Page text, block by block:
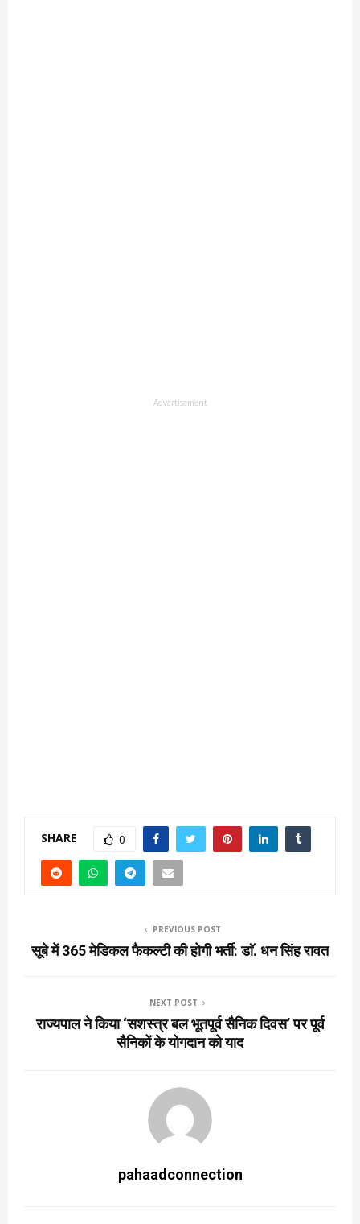
Advertisement
SHARE 0
PREVIOUS POST
सूबे में 365 मेडिकल फैकल्टी की होगी भर्ती: डाॅ. धन सिंह रावत
NEXT POST
राज्यपाल ने किया ‘सशस्त्र बल भूतपूर्व सैनिक दिवस’ पर पूर्व
सैनिकों के योगदान को याद
pahaadconnection